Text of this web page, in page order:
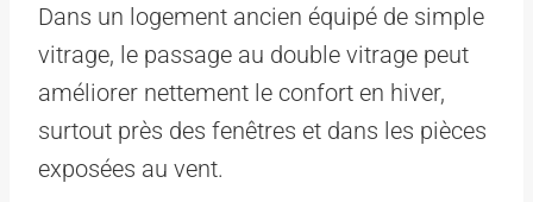
Dans un logement ancien équipé de simple
vitrage, le passage au double vitrage peut
améliorer nettement le confort en hiver,
surtout près des fenêtres et dans les pièces
exposées au vent.